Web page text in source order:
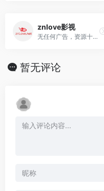
znlove影视
无任何广告，资源十分丰富
暂无评论